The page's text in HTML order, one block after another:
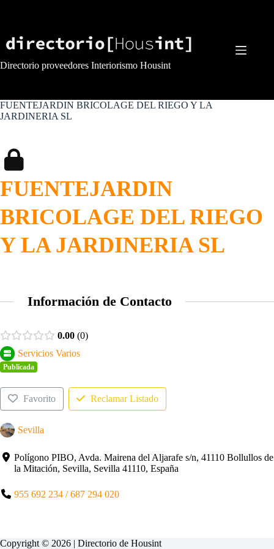
Directorio proveedores Interiorismo Housint
FUENTEJARDIN BRICOLAGE DEL RIEGO Y LA
JARDINERIA SL
FUENTEJARDIN
BRICOLAGE DEL RIEGO
Y LA JARDINERIA SL
Información de Contacto
0.00 0
Servicios Varios
Publicada
Favorito Reclamar Listado
Sevilla
Polígono PIBO, Avda. Mairena del Aljarafe s/n, 41110 Bollullos de
la Mitación, Sevilla, Sevilla 41110, España
955 692 234 / 687 294 020
Copyright © 2026 | Directorio de Housint